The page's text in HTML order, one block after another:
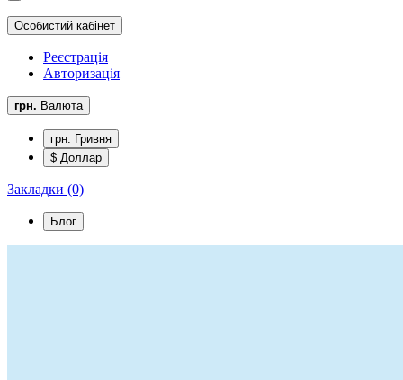
Особистий кабінет
Реєстрація
Авторизація
грн. Валюта
грн. Гривня
$ Доллар
Закладки (0)
Блог